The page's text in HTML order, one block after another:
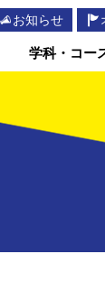
学科・コー
お知らせ